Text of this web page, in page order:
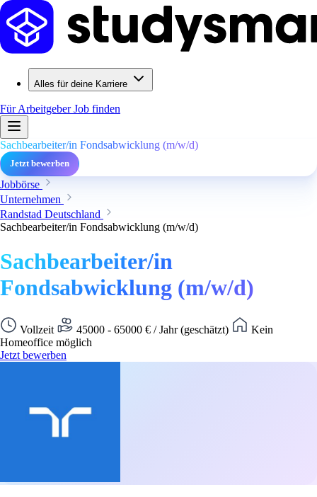
Alles für deine Karriere
Für ArbeitgeberJob finden
Sachbearbeiter/in Fondsabwicklung (m/w/d)
Jetzt bewerben
Jobbörse
Unternehmen
Randstad Deutschland
Sachbearbeiter/in Fondsabwicklung (m/w/d)
Sachbearbeiter/in
Fondsabwicklung (m/w/d)
Vollzeit 45000 - 65000 € / Jahr (geschätzt)
Kein
Homeoffice möglich
Jetzt bewerben